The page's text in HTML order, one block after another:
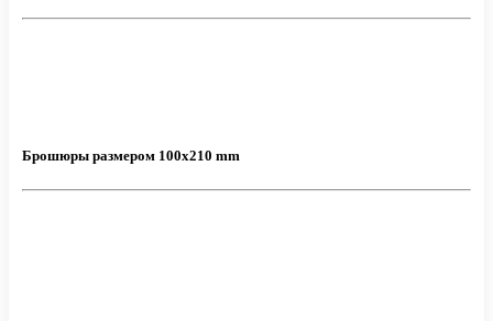
Брошюры размером 100х210 mm